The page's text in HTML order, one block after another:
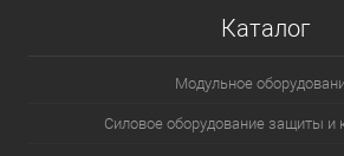
Подробнее
Каталог
Модульное
Силовое оборудование защиты и